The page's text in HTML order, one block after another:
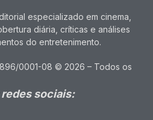
especializado em cinema,
diária, críticas e análises
do entretenimento.
0001-08 © 2026 – Todos os
sociais: